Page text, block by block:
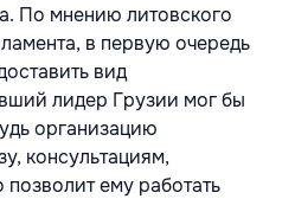
По мнению литовского
в первую очередь
вид
лидер Грузии мог бы
организацию
консультациям,
ему работать